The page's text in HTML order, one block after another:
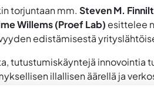
torjuntaan mm. Steven M.
Willems (Proef Lab) esittelee
edistämisestä
tutustumiskäyntejä innovointia
illallisen äärellä ja